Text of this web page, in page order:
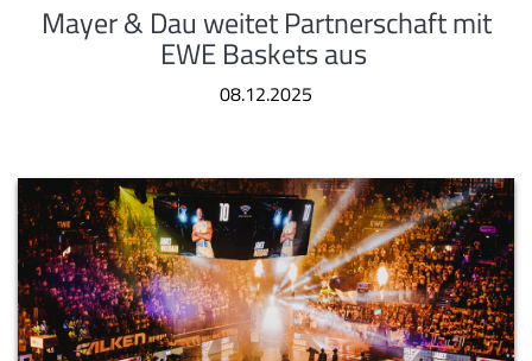
Mayer & Dau weitet Partnerschaft mit
EWE Baskets aus
08.12.2025